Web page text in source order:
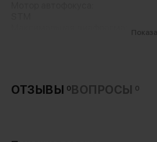
9 шт
Минимальная дистанция
Угол зрения горизонталь:
ОТЗЫВЫ 0ВОПРОСЫ 0